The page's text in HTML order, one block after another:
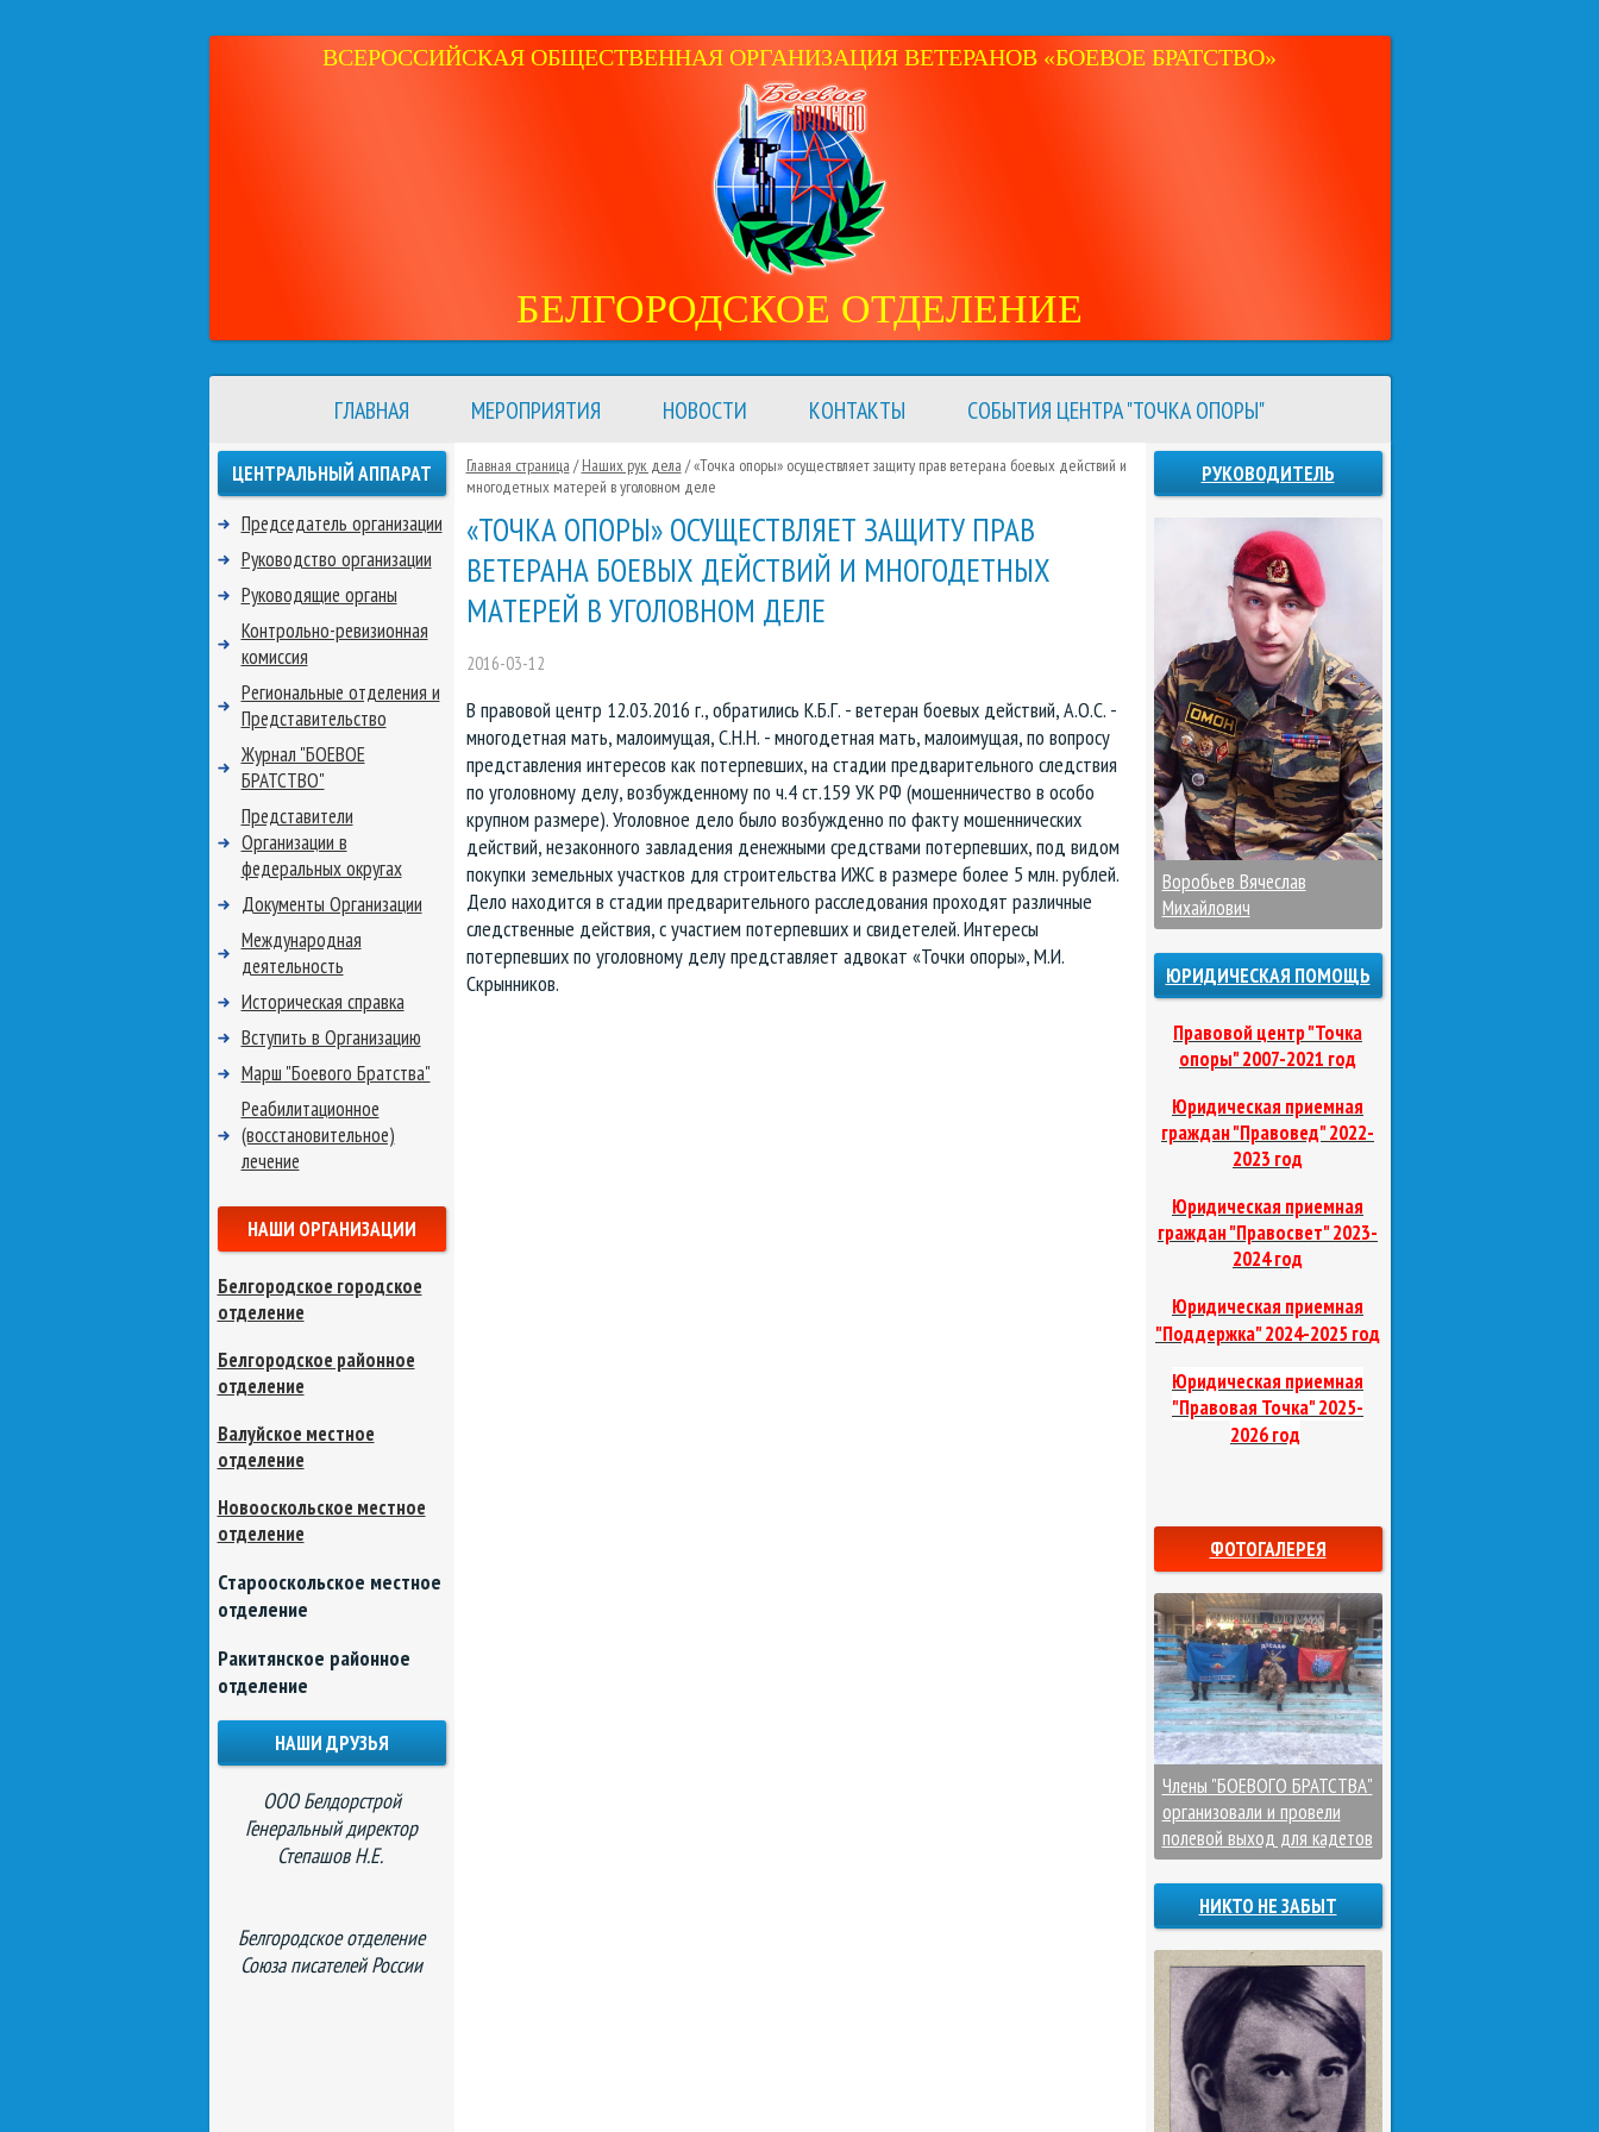
ВСЕРОССИЙСКАЯ ОБЩЕСТВЕННАЯ ОРГАНИЗАЦИЯ ВЕТЕРАНОВ «БОЕВОЕ БРАТСТВО»
БЕЛГОРОДСКОЕ ОТДЕЛЕНИЕ
ГЛАВНАЯ МЕРОПРИЯТИЯ НОВОСТИ КОНТАКТЫ СОБЫТИЯ ЦЕНТРА "ТОЧКА ОПОРЫ"
Главная страница /Наших рук дела /«Точка опоры» осуществляет защиту прав ветерана боевых действий и
многодетных матерей в уголовном деле
«ТОЧКА ОПОРЫ» ОСУЩЕСТВЛЯЕТ ЗАЩИТУ ПРАВ
ВЕТЕРАНА БОЕВЫХ ДЕЙСТВИЙ И МНОГОДЕТНЫХ
МАТЕРЕЙ В УГОЛОВНОМ ДЕЛЕ
2016-03-12
В правовой центр 12.03.2016 г., обратились К.Б.Г. - ветеран боевых действий, А.О.С. -
многодетная мать, малоимущая, С.Н.Н. - многодетная мать, малоимущая, по вопросу
представления интересов как потерпевших, на стадии предварительного следствия
по уголовному делу, возбужденному по ч.4 ст.159 УК РФ (мошенничество в особо
крупном размере). Уголовное дело было возбужденно по факту мошеннических
действий, незаконного завладения денежными средствами потерпевших, под видом
покупки земельных участков для строительства ИЖС в размере более 5 млн. рублей.
Дело находится в стадии предварительного расследования проходят различные
следственные действия, с участием потерпевших и свидетелей. Интересы
потерпевших по уголовному делу представляет адвокат «Точки опоры», М.И.
Скрынников.
ЦЕНТРАЛЬНЫЙ АППАРАТ
Председатель организации
Руководство организации
Руководящие органы
Контрольно-ревизионная
комиссия
Региональные отделения и
Представительство
Журнал "БОЕВОЕ
БРАТСТВО"
Представители
Организации в
федеральных округах
Документы Организации
Международная
деятельность
Историческая справка
Вступить в Организацию
Марш "Боевого Братства"
Реабилитационное
(восстановительное)
лечение
НАШИ ОРГАНИЗАЦИИ
Белгородское городское
отделение
Белгородское районное
отделение
Валуйское местное
отделение
Новооскольское местное
отделение
Старооскольское местное
отделение
Ракитянское районное
отделение
НАШИ ДРУЗЬЯ
ООО Белдорстрой
Генеральный директор
Степашов Н.Е.
Белгородское отделение
Союза писателей России
РУКОВОДИТЕЛЬ
Воробьев Вячеслав
Михайлович
ЮРИДИЧЕСКАЯ ПОМОЩЬ
Правовой центр "Точка
опоры" 2007-2021 год
Юридическая приемная
граждан "Правовед"2022-
2023 год
Юридическая приемная
граждан "Правосвет"2023-
2024 год
Юридическая приемная
"Поддержка"2024-2025 год
Юридическая приемная
"Правовая Точка"2025-
2026 год
ФОТОГАЛЕРЕЯ
Члены "БОЕВОГО БРАТСТВА"
организовали и провели
полевой выход для кадетов
НИКТО НЕ ЗАБЫТ